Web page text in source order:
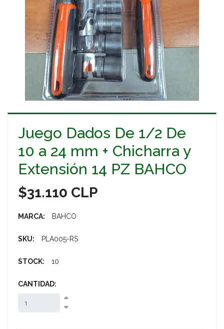
Juego Dados De 1/2 De
10 a 24 mm + Chicharra y
Extensión 14 PZ BAHCO
$31.110 CLP
MARCA: BAHCO
SKU: PLA005-RS
STOCK: 10
CANTIDAD: